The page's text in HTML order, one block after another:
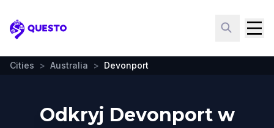
Questo
Cities > Australia > Devonport
Odkryj Devonport w